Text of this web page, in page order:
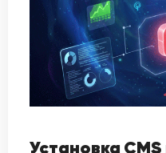
Установка